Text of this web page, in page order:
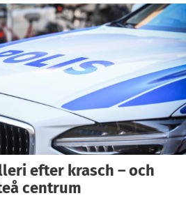
efter krasch – och
centrum